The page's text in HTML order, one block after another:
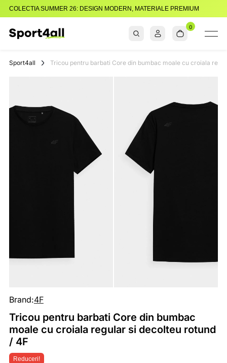
COLECTIA SUMMER 26: DESIGN MODERN, MATERIALE PREMIUM
0
Sport4all Tricou pentru barbati Core din bumbac moale cu croiala
Reduceri!
Brand:4F
Tricou pentru barbati Core din bumbac
moale cu croiala regular si decolteu rotund
/ 4F